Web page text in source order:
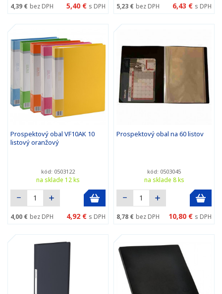
4,39 € bez DPH 5,40 € s DPH 5,23 € bez DPH 6,43 € s DPH
Prospektový obal VF10AK 10
listový oranžový
kód: 0503122
na sklade 12 ks
4,00 € bez DPH 4,92 € s DPH
Prospektový obal na 60 listov
kód: 0503045
na sklade 8 ks
8,78 € bez DPH 10,80 € s DPH